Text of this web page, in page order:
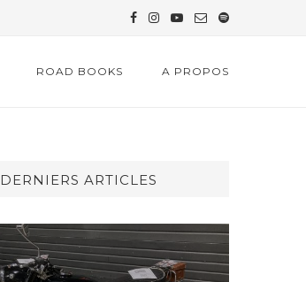
ROAD BOOKS A PROPOS
DERNIERS ARTICLES